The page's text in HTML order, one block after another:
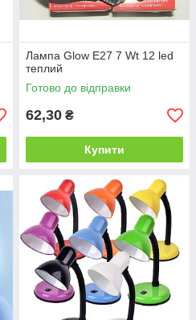
Лампа Glow E27 7 Wt 12 led
теплий
Готово до відправки
62,30 ₴
Купити